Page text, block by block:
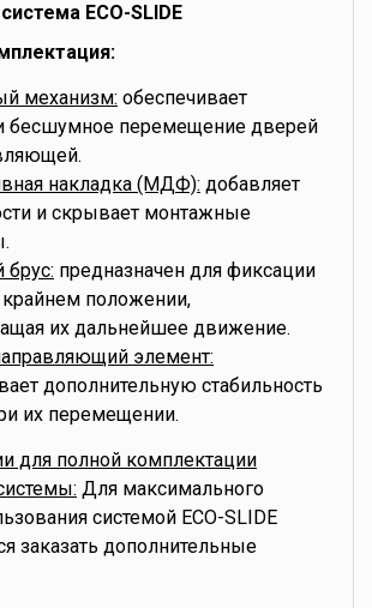
ECO-SLIDE
механизм: обеспечивает
бесшумное перемещение дверей
накладка (МДФ): добавляет
и скрывает монтажные
брус: предназначен для фиксации
положении,
их дальнейшее движение.
элемент:
дополнительную стабильность
их перемещении.
для полной комплектации
Для максимального
системой ECO-SLIDE
заказать дополнительные